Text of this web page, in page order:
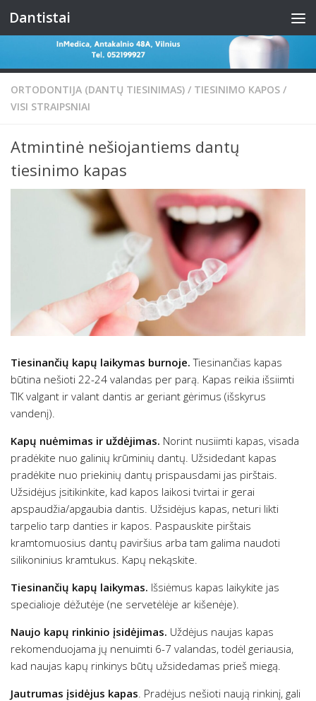
Skip to content
Dantistai
ORTODONTIJA (DANTŲ TIESINIMAS) / TIESINIMO KAPOS /
VISI STRAIPSNIAI
Atmintinė nešiojantiems dantų
tiesinimo kapas
Tiesinančių kapų laikymas burnoje.Tiesinančias kapas
būtina nešioti 22-24 valandas per parą. Kapas reikia išsiimti
TIK valgant ir valant dantis ar geriant gėrimus (išskyrus
vandenį).
Kapų nuėmimas ir uždėjimas. Norint nusiimti kapas, visada
pradėkite nuo galinių krūminių dantų. Užsidedant kapas
pradėkite nuo priekinių dantų prispausdami jas pirštais.
Užsidėjus įsitikinkite, kad kapos laikosi tvirtai ir gerai
apspaudžia/apgaubia dantis. Užsidėjus kapas, neturi likti
tarpelio tarp danties ir kapos. Paspauskite pirštais
kramtomuosius dantų paviršius arba tam galima naudoti
silikoninius kramtukus. Kapų nekąskite.
Tiesinančių kapų laikymas. Išsiėmus kapas laikykite jas
specialioje dėžutėje (ne servetėlėje ar kišenėje).
Naujo kapų rinkinio įsidėjimas. Uždėjus naujas kapas
rekomenduojama jų nenuimti 6-7 valandas, todėl geriausia,
kad naujas kapų rinkinys būtų užsidedamas prieš miegą.
Jautrumas įsidėjus kapas . Pradėjus nešioti naują rinkinį, gali